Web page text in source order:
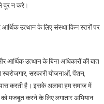
दूर न करे।
आर्थिक उत्थान के लिए संस्था किन स्तरों पर
आर्थिक उत्थान के बिना अधिकारों की बात
सरकारी योजनाओं, पेंशन,
करती है। इसके अलावा हम समाज में
को मजबूत करने के लिए लगातार अभियान